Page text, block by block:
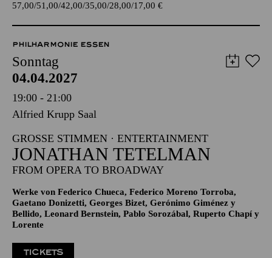
57,00 51,00 42,00 35,00 28,00 17,00 €
PHILHARMONIE ESSEN
Sonntag
04.04.2027
19:00 - 21:00
Alfried Krupp Saal
GROSSE STIMMEN · ENTERTAINMENT
JONATHAN TETELMAN
FROM OPERA TO BROADWAY
Werke von Federico Chueca, Federico Moreno Torroba,
Gaetano Donizetti, Georges Bizet, Gerónimo Giménez y
Bellido, Leonard Bernstein, Pablo Sorozábal, Ruperto Chapí y
Lorente
TICKETS